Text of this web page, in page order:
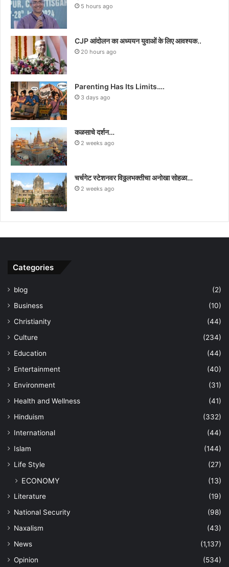
5 hours ago
CJP आंदोलन का अध्ययन युवाओं के लिए आवश्यक..
20 hours ago
Parenting Has Its Limits….
3 days ago
कळसाचे दर्शन…
2 weeks ago
चर्चगेट स्टेशनवर विठ्ठलभक्तीचा अनोखा सोहळा…
2 weeks ago
Categories
blog
(2)
Business
(10)
Christianity
(44)
Culture
(234)
Education
(44)
Entertainment
(40)
Environment
(31)
Health and Wellness
(41)
Hinduism
(332)
International
(44)
Islam
(144)
Life Style
(27)
ECONOMY (13)
Literature
(19)
National Security
(98)
Naxalism
(43)
News
(1,137)
Opinion
(534)